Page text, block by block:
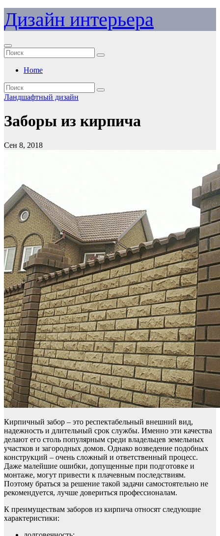
Перейти
к
содержимому
Дизайн интерьера
Home
Ландшафтный дизайн
Заборы из кирпича
Сен 8, 2018
Кирпичный забор – это респектабельный внешний вид,
надежность и длительный срок службы. Именно эти качества
делают его столь популярным среди владельцев земельных
участков и загородных домов. Однако возведение подобных
конструкций – очень сложный и ответственный процесс.
Даже малейшие ошибки, допущенные при подготовке и
монтаже, могут привести к плачевным последствиям.
Поэтому браться за решение такой задачи самостоятельно не
рекомендуется, лучше довериться профессионалам.
К преимуществам заборов из кирпича относят следующие
характеристики: